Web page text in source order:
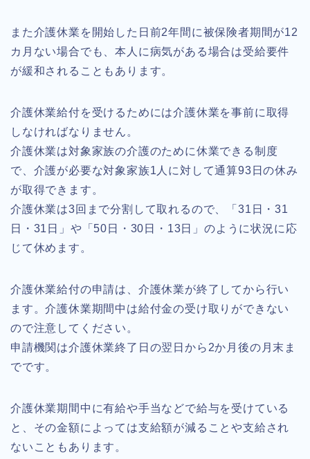
また介護休業を開始した日前2年間に被保険者期間が12
カ月ない場合でも、本人に病気がある場合は受給要件
が緩和されることもあります。
介護休業給付を受けるためには介護休業を事前に取得
しなければなりません。
介護休業は対象家族の介護のために休業できる制度
で、介護が必要な対象家族1人に対して通算93日の休み
が取得できます。
介護休業は3回まで分割して取れるので、「31日・31
日・31日」や「50日・30日・13日」のように状況に応
じて休めます。
介護休業給付の申請は、介護休業が終了してから行い
ます。介護休業期間中は給付金の受け取りができない
ので注意してください。
申請機関は介護休業終了日の翌日から2か月後の月末ま
でです。
介護休業期間中に有給や手当などで給与を受けている
と、その金額によっては支給額が減ることや支給され
ないこともあります。